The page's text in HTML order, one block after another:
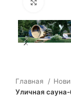
Главная
Уличная сауна-